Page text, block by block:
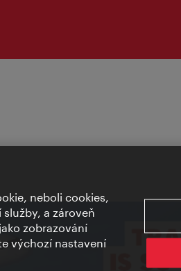
neboli cookies,
a zároveň
zobrazování
výchozí nastavení